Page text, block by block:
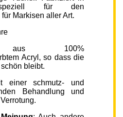
speziell für den
Markisen aller Art.
aus 100%
Acryl, so dass die
bleibt.
einer schmutz- und
Behandlung und